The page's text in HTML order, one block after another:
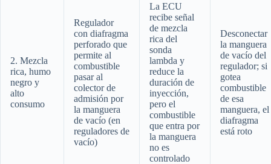
2. Mezcla
rica, humo
negro y
alto
consumo
Regulador
con diafragma
perforado que
permite al
combustible
pasar al
colector de
admisión por
la manguera
de vacío (en
reguladores de
vacío)
La ECU
recibe señal
de mezcla
rica del
sonda
lambda y
reduce la
duración de
inyección,
pero el
combustible
que entra por
la manguera
no es
controlado
Desconectar
la manguera
de vacío del
regulador; si
gotea
combustible
de esa
manguera, el
diafragma
está roto